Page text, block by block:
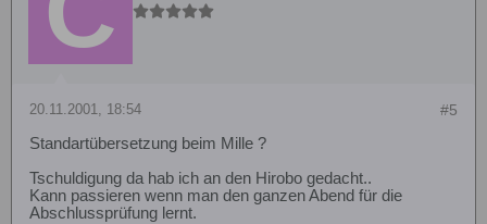
#5
20.11.2001, 18:54
Standartübersetzung beim Mille ?
Tschuldigung da hab ich an den Hirobo gedacht..
Kann passieren wenn man den ganzen Abend für die
Abschlussprüfung lernt.